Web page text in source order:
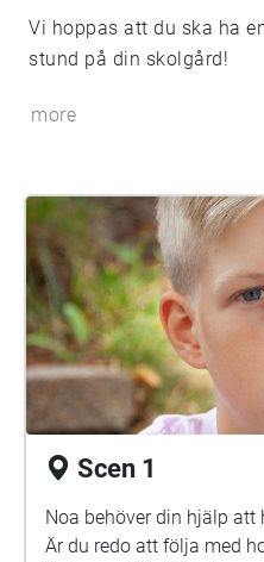
Vi hoppas att du ska ha
stund på din skolgård!
more
Scen 1
Noa behöver din hjälp
Är du redo att följa med